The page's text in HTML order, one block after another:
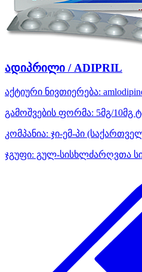
ადიპრილი / ADIPRIL
აქტიური ნივთიერება:
გამოშვების ფორმა: 5მგ/10მგ
კომპანია: ჯი-ემ-პი
ჯგუფი: გულ-სისხლძარღვთა